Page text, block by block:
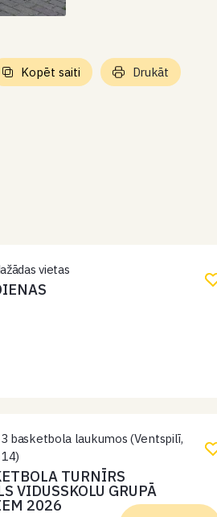
Kopēt saiti Drukāt
vietas
basketbola laukumos (Ventspilī,
TURNĪRS
VIDUSSKOLU GRUPĀ
2026